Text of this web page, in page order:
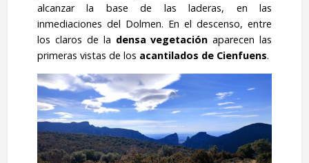
alcanzar la base de las laderas, en las
inmediaciones del Dolmen. En el descenso, entre
los claros de la densa vegetación aparecen las
primeras vistas de los acantilados de Cienfuens.